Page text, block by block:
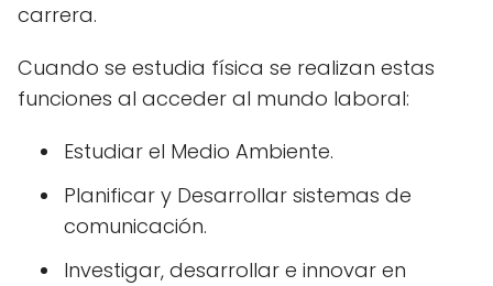
carrera.
Cuando se estudia física se realizan estas
funciones al acceder al mundo laboral:
Estudiar el Medio Ambiente.
Planificar y Desarrollar sistemas de
comunicación.
Investigar, desarrollar e innovar en